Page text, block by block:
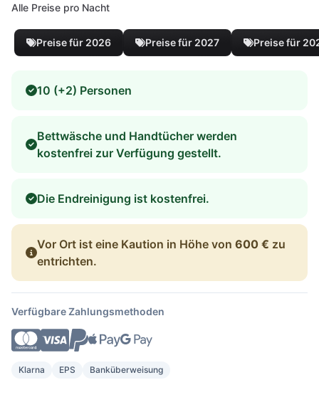
Alle Preise pro Nacht
Preise für 2026 Preise für 2027 Preise für
10 (+2) Personen
Bettwäsche und Handtücher werden
kostenfrei zur Verfügung gestellt.
Die Endreinigung ist kostenfrei.
Vor Ort ist eine Kaution in Höhe von 600 € zu
entrichten.
Verfügbare Zahlungsmethoden
Klarna EPS Banküberweisung